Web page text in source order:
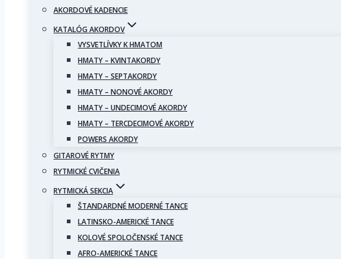
AKORDOVÉ KADENCIE
KATALÓG AKORDOV
VYSVETLÍVKY K HMATOM
HMATY – KVINTAKORDY
HMATY – SEPTAKORDY
HMATY – NONOVÉ AKORDY
HMATY – UNDECIMOVÉ AKORDY
HMATY – TERCDECIMOVÉ AKORDY
POWERS AKORDY
GITAROVÉ RYTMY
RYTMICKÉ CVIČENIA
RYTMICKÁ SEKCIA
ŠTANDARDNÉ MODERNÉ TANCE
LATINSKO-AMERICKÉ TANCE
KOLOVÉ SPOLOČENSKÉ TANCE
AFRO-AMERICKÉ TANCE